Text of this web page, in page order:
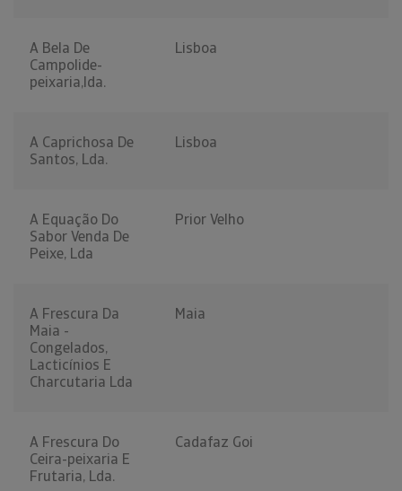
A Bela De
Campolide-
peixaria,lda.
Lisboa
A Caprichosa De
Santos, Lda.
Lisboa
A Equação Do
Sabor Venda De
Peixe, Lda
Prior Velho
A Frescura Da
Maia -
Congelados,
Lacticínios E
Charcutaria Lda
Maia
A Frescura Do
Ceira-peixaria E
Frutaria, Lda.
Cadafaz Goi